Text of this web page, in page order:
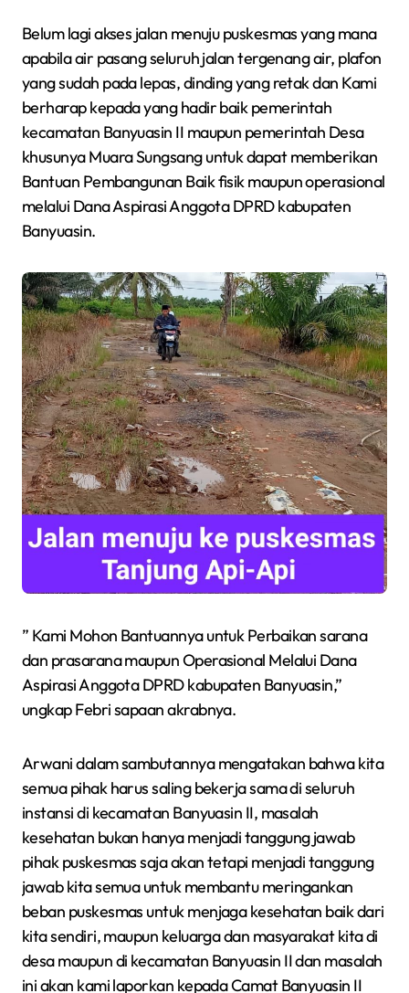
Belum lagi akses jalan menuju puskesmas yang mana
apabila air pasang seluruh jalan tergenang air, plafon
yang sudah pada lepas, dinding yang retak dan Kami
berharap kepada yang hadir baik pemerintah
kecamatan Banyuasin II maupun pemerintah Desa
khusunya Muara Sungsang untuk dapat memberikan
Bantuan Pembangunan Baik fisik maupun operasional
melalui Dana Aspirasi Anggota DPRD kabupaten
Banyuasin.
” Kami Mohon Bantuannya untuk Perbaikan sarana
dan prasarana maupun Operasional Melalui Dana
Aspirasi Anggota DPRD kabupaten Banyuasin,”
ungkap Febri sapaan akrabnya.
Arwani dalam sambutannya mengatakan bahwa kita
semua pihak harus saling bekerja sama di seluruh
instansi di kecamatan Banyuasin II, masalah
kesehatan bukan hanya menjadi tanggung jawab
pihak puskesmas saja akan tetapi menjadi tanggung
jawab kita semua untuk membantu meringankan
beban puskesmas untuk menjaga kesehatan baik dari
kita sendiri, maupun keluarga dan masyarakat kita di
desa maupun di kecamatan Banyuasin II dan masalah
ini akan kami laporkan kepada Camat Banyuasin II